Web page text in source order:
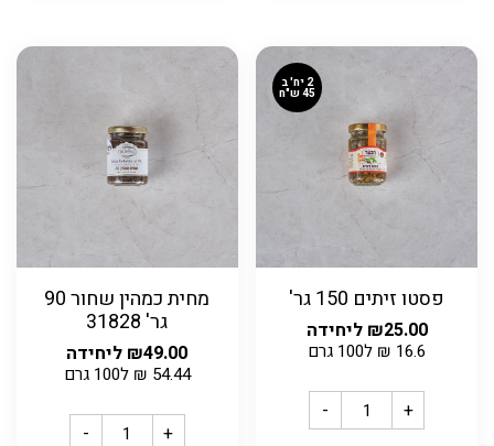
פסטו זיתים 150 גר'
₪25.00 ליחידה
16.6
₪ ל100 גרם
2 יח' ב
45 ש"ח
- +
מחית כמהין שחור 90
גר' 31828
₪49.00 ליחידה
54.44
₪ ל100 גרם
- +